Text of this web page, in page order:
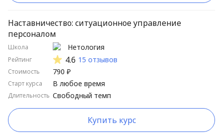
Наставничество: ситуационное управление
персоналом
Школа
Рейтинг
Стоимость
Старт курса
Длительность
Нетология
4.6 15 отзывов
790 ₽
Свободный темп
В любое время
Купить курс